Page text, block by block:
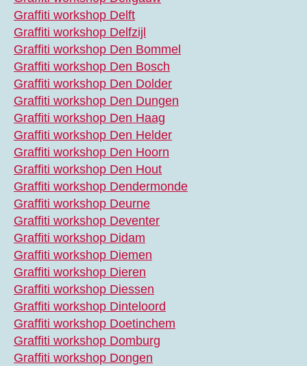
Graffiti workshop Delft
Graffiti workshop Delfzijl
Graffiti workshop Den Bommel
Graffiti workshop Den Bosch
Graffiti workshop Den Dolder
Graffiti workshop Den Dungen
Graffiti workshop Den Haag
Graffiti workshop Den Helder
Graffiti workshop Den Hoorn
Graffiti workshop Den Hout
Graffiti workshop Dendermonde
Graffiti workshop Deurne
Graffiti workshop Deventer
Graffiti workshop Didam
Graffiti workshop Diemen
Graffiti workshop Dieren
Graffiti workshop Diessen
Graffiti workshop Dinteloord
Graffiti workshop Doetinchem
Graffiti workshop Domburg
Graffiti workshop Dongen